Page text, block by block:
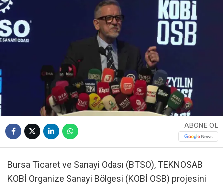
ABONE OL
Bursa Ticaret ve Sanayi Odası (BTSO), TEKNOSAB
KOBİ Organize Sanayi Bölgesi (KOBİ OSB) projesini